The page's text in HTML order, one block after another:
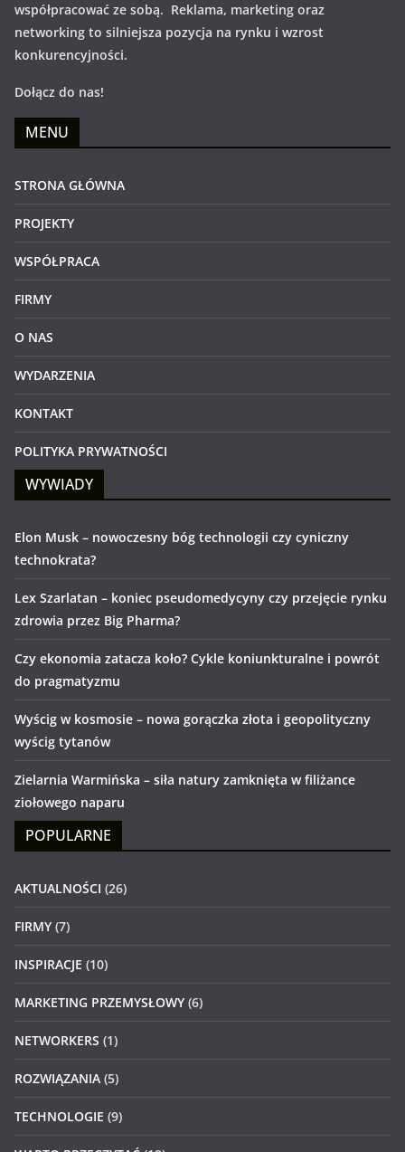
współpracować ze sobą. Reklama, marketing oraz
networking to silniejsza pozycja na rynku i wzrost
konkurencyjności.
Dołącz do nas!
MENU
STRONA GŁÓWNA
PROJEKTY
WSPÓŁPRACA
FIRMY
O NAS
WYDARZENIA
KONTAKT
POLITYKA PRYWATNOŚCI
WYWIADY
Elon Musk – nowoczesny bóg technologii czy cyniczny
technokrata?
Lex Szarlatan – koniec pseudomedycyny czy przejęcie rynku
zdrowia przez Big Pharma?
Czy ekonomia zatacza koło? Cykle koniunkturalne i powrót
do pragmatyzmu
Wyścig w kosmosie – nowa gorączka złota i geopolityczny
wyścig tytanów
Zielarnia Warmińska – siła natury zamknięta w filiżance
ziołowego naparu
POPULARNE
AKTUALNOŚCI (26)
FIRMY (7)
INSPIRACJE (10)
MARKETING PRZEMYSŁOWY (6)
NETWORKERS (1)
ROZWIĄZANIA (5)
TECHNOLOGIE (9)